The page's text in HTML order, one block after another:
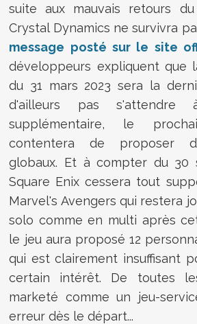
suite aux mauvais retours
Crystal Dynamics ne survivra
message posté sur le site
développeurs expliquent que
du 31 mars 2023 sera la
d'ailleurs pas s'attendre
supplémentaire, le
contentera de proposer
globaux. Et à compter du 30
Square Enix cessera tout
Marvel's Avengers qui restera
solo comme en multi après
le jeu aura proposé 12
qui est clairement insuffisant
certain intérêt. De toutes
marketé comme un jeu-
erreur dès le départ...